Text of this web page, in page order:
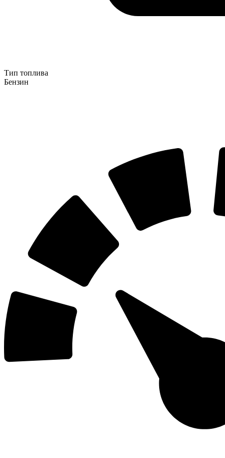
Тип топлива
Бензин